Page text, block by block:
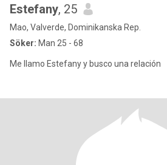
Estefany, 25
Mao, Valverde, Dominikanska Rep.
Söker: Man 25 - 68
Me llamo Estefany y busco una relación